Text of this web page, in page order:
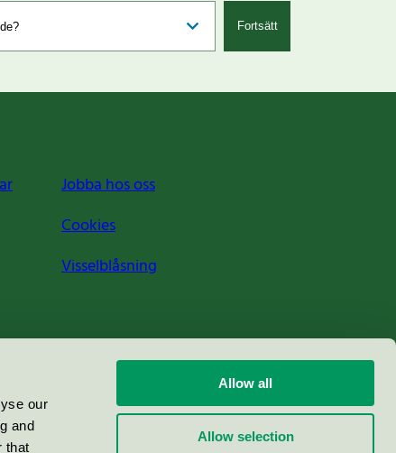
our
and
that
Allow all
Allow selection
Fortsätt
Jobba hos oss
Cookies
Visselblåsning